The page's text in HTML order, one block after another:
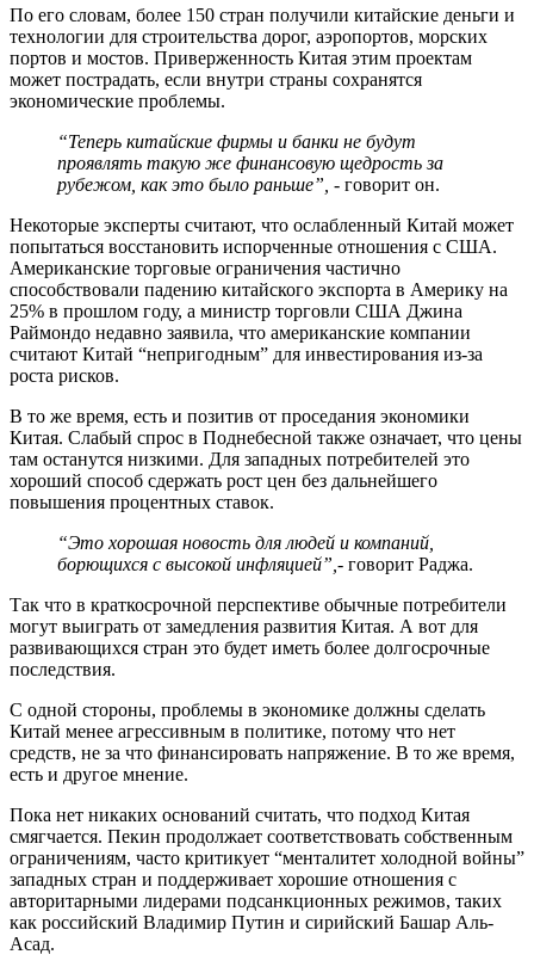
По его словам, более 150 стран получили китайские деньги и
технологии для строительства дорог, аэропортов, морских
портов и мостов. Приверженность Китая этим проектам
может пострадать, если внутри страны сохранятся
экономические проблемы.
“Теперь китайские фирмы и банки не будут
проявлять такую же финансовую щедрость за
рубежом, как это было раньше”, - говорит он.
Некоторые эксперты считают, что ослабленный Китай может
попытаться восстановить испорченные отношения с США.
Американские торговые ограничения частично
способствовали падению китайского экспорта в Америку на
25% в прошлом году, а министр торговли США Джина
Раймондо недавно заявила, что американские компании
считают Китай “непригодным” для инвестирования из-за
роста рисков.
В то же время, есть и позитив от проседания экономики
Китая. Слабый спрос в Поднебесной также означает, что цены
там останутся низкими. Для западных потребителей это
хороший способ сдержать рост цен без дальнейшего
повышения процентных ставок.
“Это хорошая новость для людей и компаний,
борющихся с высокой инфляцией”, - говорит Раджа.
Так что в краткосрочной перспективе обычные потребители
могут выиграть от замедления развития Китая. А вот для
развивающихся стран это будет иметь более долгосрочные
последствия.
С одной стороны, проблемы в экономике должны сделать
Китай менее агрессивным в политике, потому что нет
средств, не за что финансировать напряжение. В то же время,
есть и другое мнение.
Пока нет никаких оснований считать, что подход Китая
смягчается. Пекин продолжает соответствовать собственным
ограничениям, часто критикует “менталитет холодной войны”
западных стран и поддерживает хорошие отношения с
авторитарными лидерами подсанкционных режимов, таких
как российский Владимир Путин и сирийский Башар Аль-
Асад.